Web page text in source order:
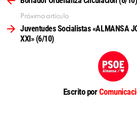
Próximo artículo
Juventudes Socialistas «ALMANSA
XXI» (6/10)
Escrito por